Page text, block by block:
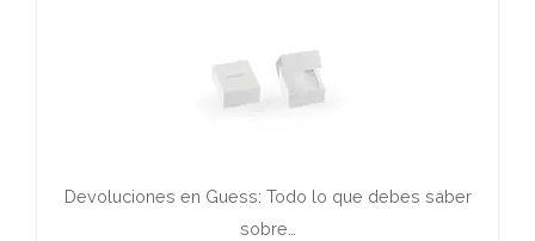
Devoluciones en Guess: Todo lo que debes saber
sobre…